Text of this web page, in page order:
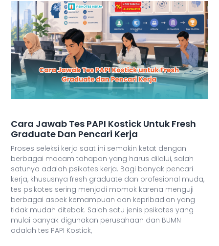
Cara Jawab Tes PAPI Kostick Untuk Fresh
Graduate Dan Pencari Kerja
Proses seleksi kerja saat ini semakin ketat dengan
berbagai macam tahapan yang harus dilalui, salah
satunya adalah psikotes kerja. Bagi banyak pencari
kerja, khususnya fresh graduate dan profesional muda,
tes psikotes sering menjadi momok karena menguji
berbagai aspek kemampuan dan kepribadian yang
tidak mudah ditebak. Salah satu jenis psikotes yang
mulai banyak digunakan perusahaan dan BUMN
adalah tes PAPI Kostick,